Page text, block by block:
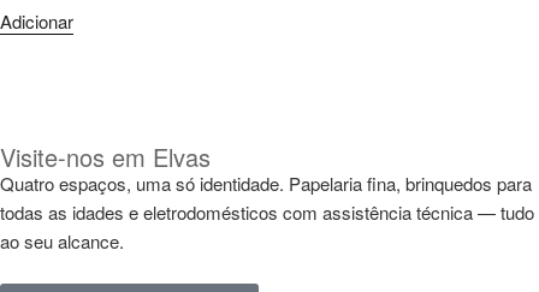
Adicionar
Visite-nos em Elvas
Quatro espaços, uma só identidade. Papelaria fina, brinquedos para
todas as idades e eletrodomésticos com assistência técnica — tudo
ao seu alcance.